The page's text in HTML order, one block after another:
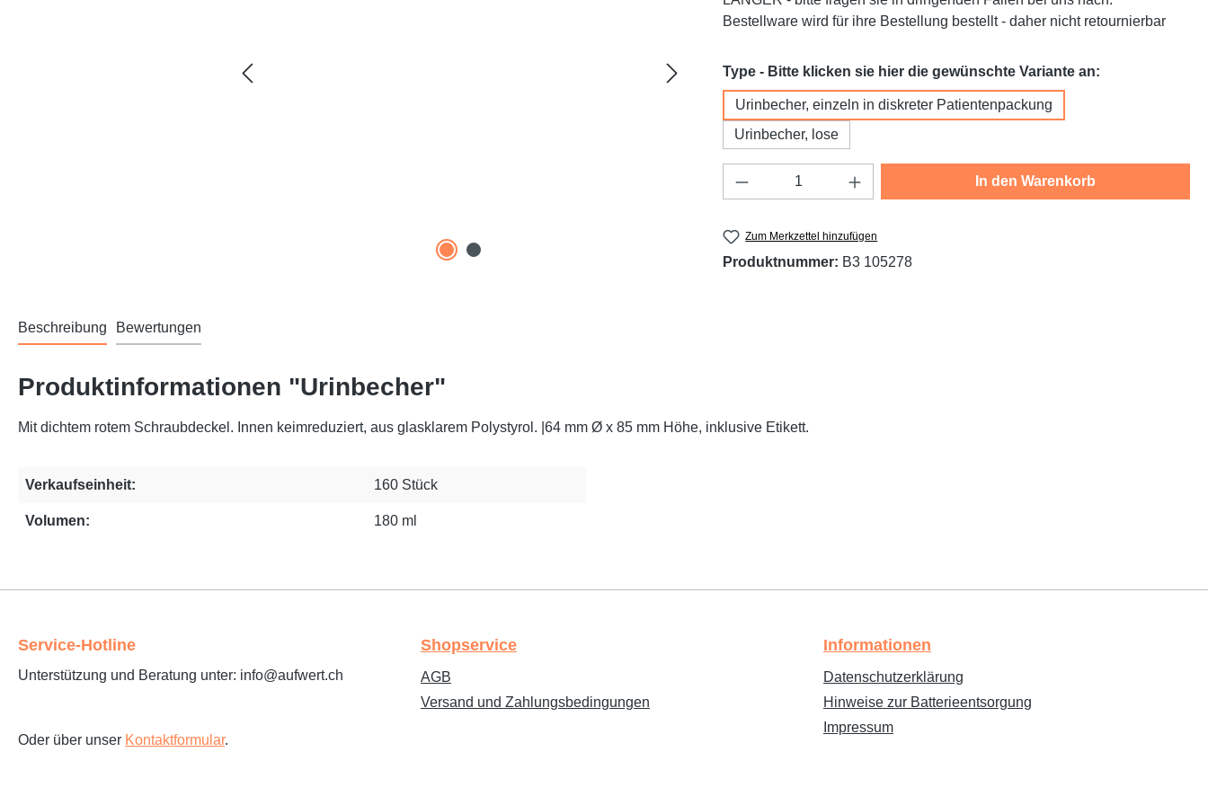
Bestellware wird für ihre Bestellung bestellt - daher nicht retournierbar
Type - Bitte klicken sie hier die gewünschte Variante an:
Urinbecher, einzeln in diskreter Patientenpackung
Urinbecher, lose
Produkt Anzahl: Gib den gewünschten Wert ein
In den Warenkorb
Zum Merkzettel hinzufügen
Produktnummer: B3 105278
Beschreibung Bewertungen
Produktinformationen "Urinbecher"
Mit dichtem rotem Schraubdeckel. Innen keimreduziert, aus glasklarem Polystyrol. |64 mm Ø x 85 mm Höhe, inklusive Etikett.
Verkaufseinheit: 160 Stück
Volumen: 180 ml
Service-Hotline
Unterstützung und Beratung unter: info@aufwert.ch
Oder über unser Kontaktformular.
Shopservice
AGB
Versand und Zahlungsbedingungen
Informationen
Datenschutzerklärung
Hinweise zur Batterieentsorgung
Impressum